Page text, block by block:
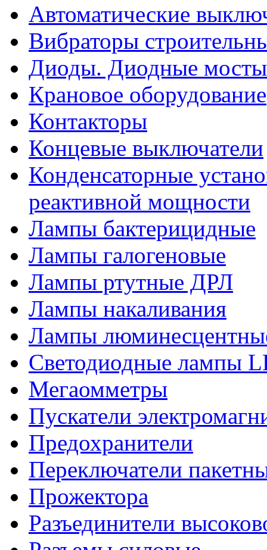
Автоматические
Вибраторы
Диоды. Диодные мосты
Крановое оборудование
Контакторы
Концевые выключатели
Конденсаторные
реактивной мощности
Лампы бактерицидные
Лампы галогеновые
Лампы ртутные ДРЛ
Лампы накаливания
Лампы
Светодиодные лампы
Мегаомметры
Пускатели
Предохранители
Переключатели
Прожектора
Разъединители